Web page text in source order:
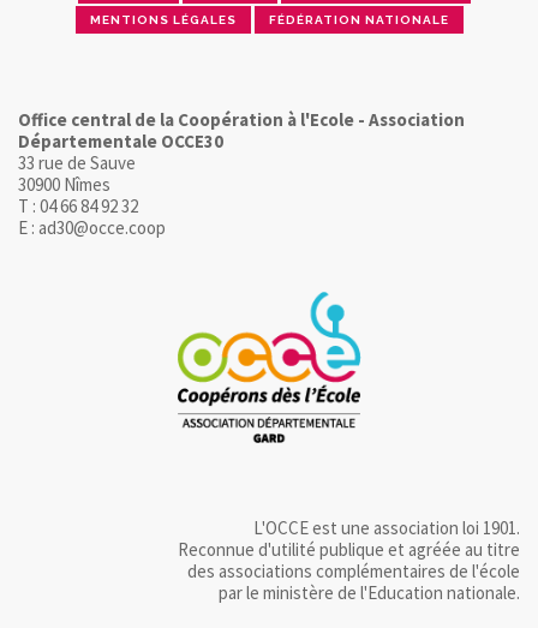
MENTIONS LÉGALES FÉDÉRATION NATIONALE
Office central de la Coopération à l'Ecole - Association
Départementale OCCE30
33 rue de Sauve
30900 Nîmes
T : 04 66 84 92 32
E : ad30@occe.coop
L'OCCE est une association loi 1901.
Reconnue d'utilité publique et agréée au titre
des associations complémentaires de l'école
par le ministère de l'Education nationale.